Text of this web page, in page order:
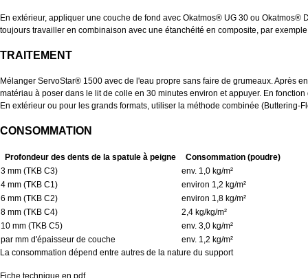
En extérieur, appliquer une couche de fond avec Okatmos® UG 30 ou Okatmos®
toujours travailler en combinaison avec une étanchéité en composite, par
TRAITEMENT
Mélanger ServoStar® 1500 avec de l'eau propre sans faire de grumeaux. Après
matériau à poser dans le lit de colle en 30 minutes environ et appuyer. En
En extérieur ou pour les grands formats, utiliser la méthode combinée (Buttering-
CONSOMMATION
Profondeur des dents de la spatule à peigne
Consommation (poudre)
3 mm (TKB C3)
env. 1,0 kg/m²
4 mm (TKB C1)
environ 1,2 kg/m²
6 mm (TKB C2)
environ 1,8 kg/m²
8 mm (TKB C4)
2,4 kg/kg/m²
10 mm (TKB C5)
env. 3,0 kg/m²
par mm d'épaisseur de couche
env. 1,2 kg/m²
La consommation dépend entre autres de la nature du support
Fiche technique en pdf